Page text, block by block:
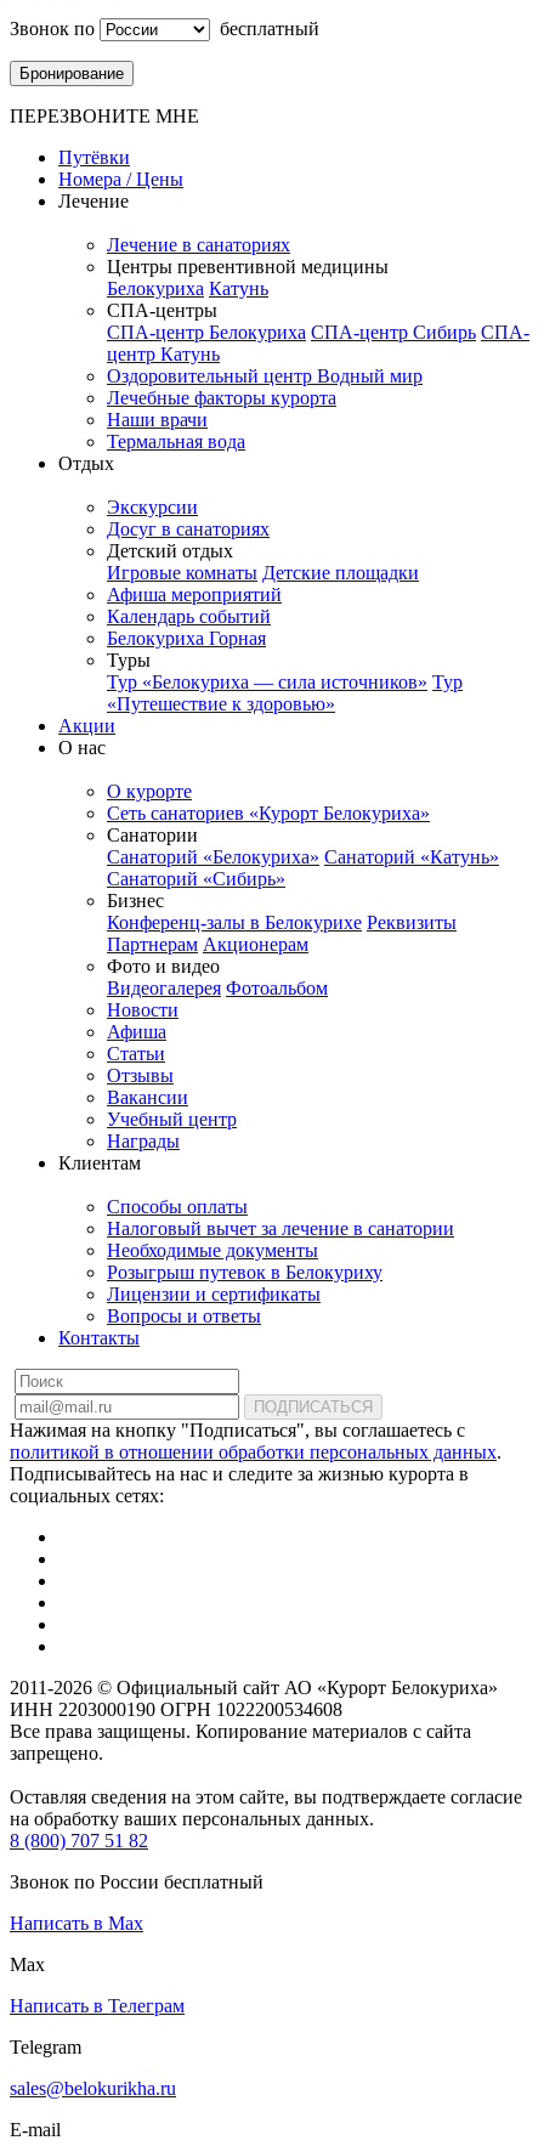
Звонок по
бесплатный
Бронирование
ПЕРЕЗВОНИТЕ МНЕ
Путёвки
Номера / Цены
Лечение
Лечение в санаториях
Центры превентивной медицины
Белокуриха Катунь
СПА-центры
СПА-центр Белокуриха СПА-центр Сибирь СПА-
центр Катунь
Оздоровительный центр Водный мир
Лечебные факторы курорта
Наши врачи
Термальная вода
Отдых
Экскурсии
Досуг в санаториях
Детский отдых
Игровые комнаты Детские площадки
Афиша мероприятий
Календарь событий
Белокуриха Горная
Туры
Тур «Белокуриха — сила источников» Тур
«Путешествие к здоровью»
Акции
О нас
О курорте
Сеть санаториев «Курорт Белокуриха»
Санатории
Санаторий «Белокуриха» Санаторий «Катунь»
Санаторий «Сибирь»
Бизнес
Конференц-залы в Белокурихе Реквизиты
Партнерам Акционерам
Фото и видео
Видеогалерея Фотоальбом
Новости
Афиша
Статьи
Отзывы
Вакансии
Учебный центр
Награды
Клиентам
Способы оплаты
Налоговый вычет за лечение в санатории
Необходимые документы
Розыгрыш путевок в Белокуриху
Лицензии и сертификаты
Вопросы и ответы
Контакты
ПОДПИСАТЬСЯ
Нажимая на кнопку "Подписаться", вы соглашаетесь с
политикой в отношении обработки персональных данных.
Подписывайтесь на нас и следите за жизнью курорта в
социальных сетях:
2011-2026 © Официальный сайт АО «Курорт Белокуриха»
ИНН 2203000190 ОГРН 1022200534608
Все права защищены. Копирование материалов с сайта
запрещено.
Оставляя сведения на этом сайте, вы подтверждаете согласие
на обработку ваших персональных данных.
8 (800) 707 51 82
Звонок по России бесплатный
Написать в Max
Max
Написать в Телеграм
Telegram
sales@belokurikha.ru
E-mail